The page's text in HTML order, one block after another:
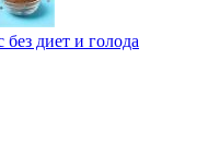
диет и голода